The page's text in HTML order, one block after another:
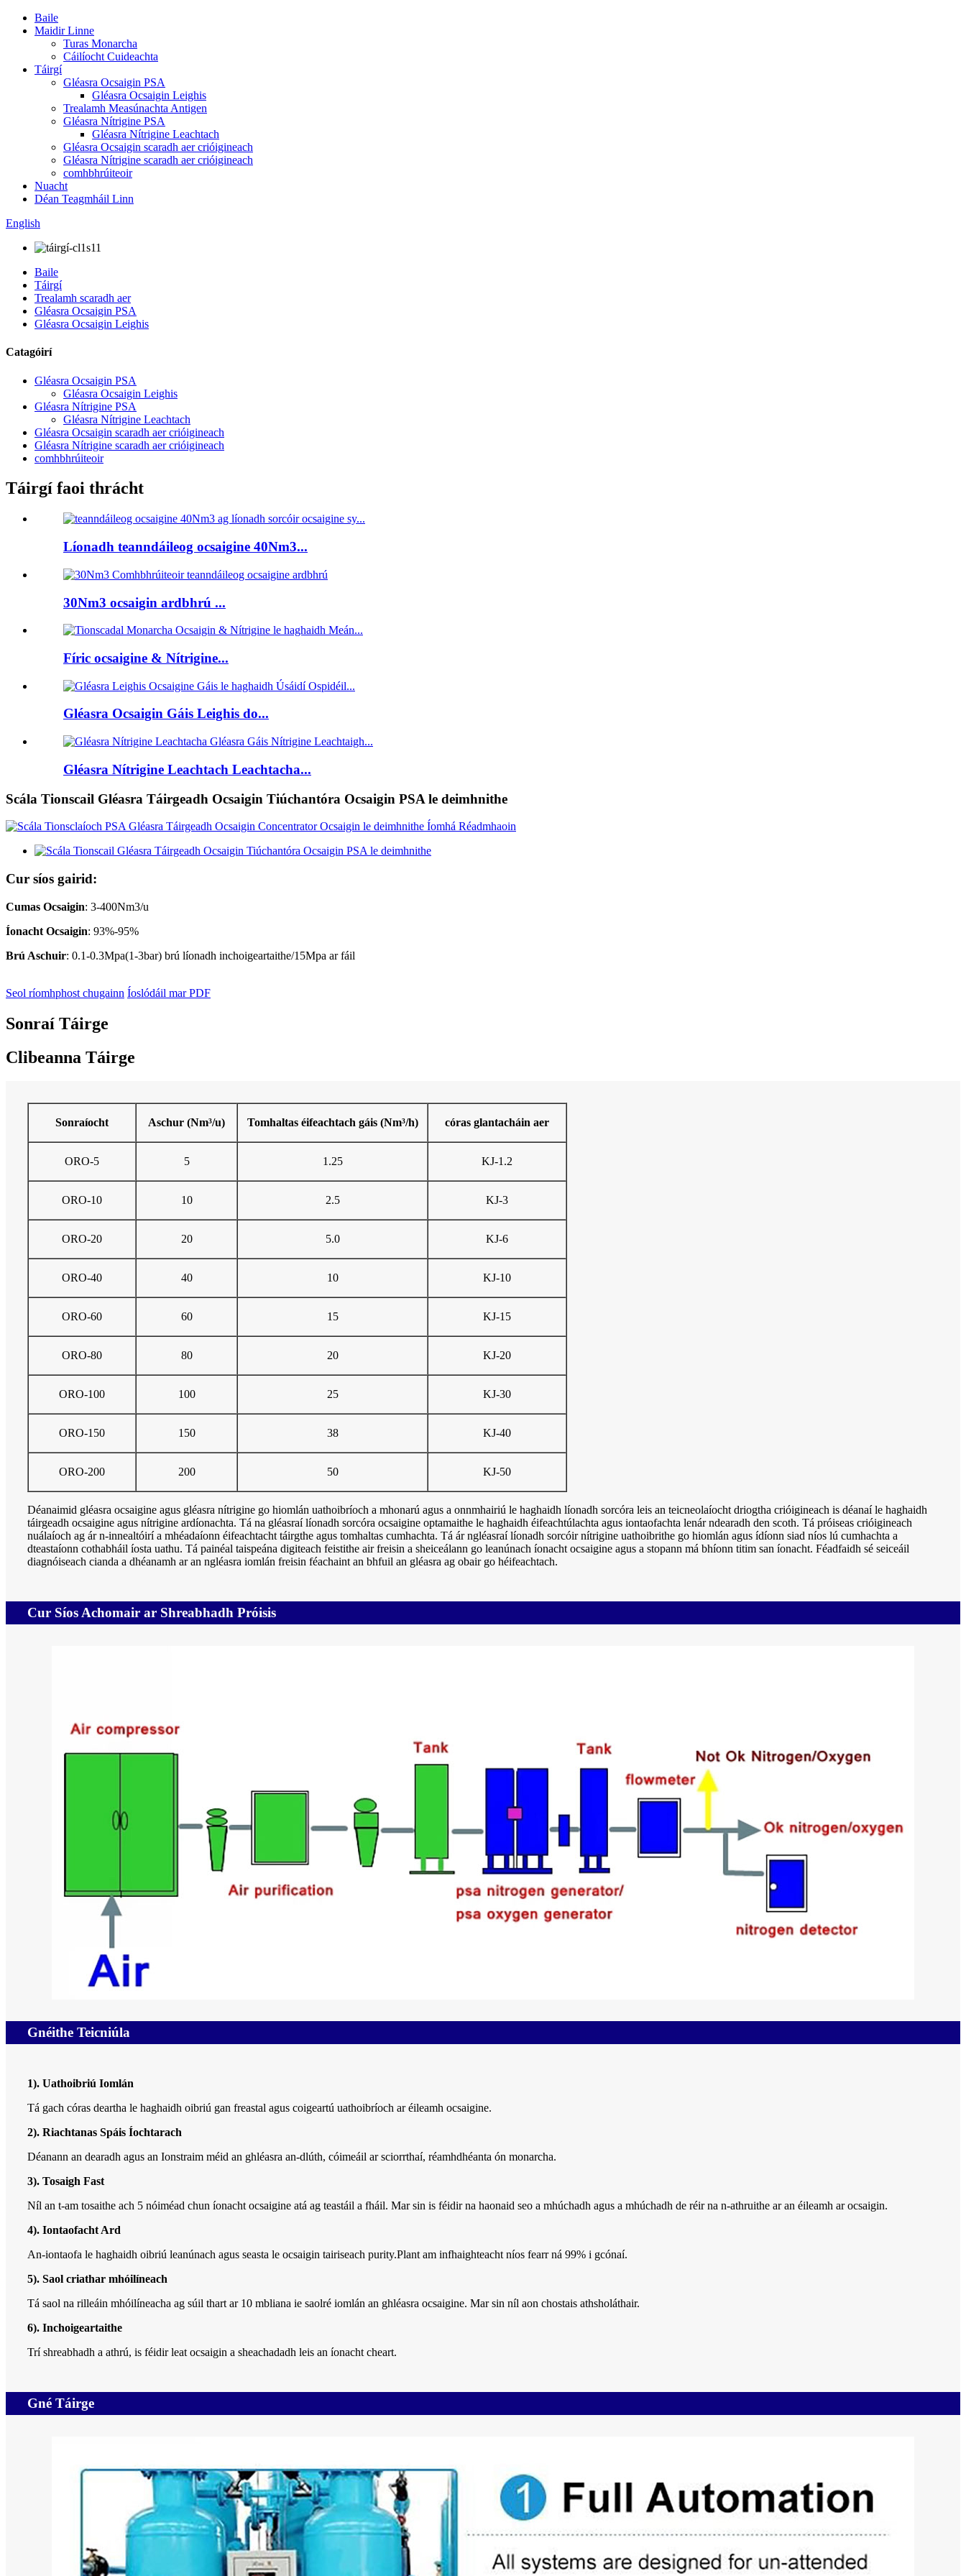
Baile
Maidir Linne
Turas Monarcha
Cáilíocht Cuideachta
Táirgí
Gléasra Ocsaigin PSA
Gléasra Ocsaigin Leighis
Trealamh Measúnachta Antigen
Gléasra Nítrigine PSA
Gléasra Nítrigine Leachtach
Gléasra Ocsaigin scaradh aer crióigineach
Gléasra Nítrigine scaradh aer crióigineach
comhbhrúiteoir
Nuacht
Déan Teagmháil Linn
English
Baile
Táirgí
Trealamh scaradh aer
Gléasra Ocsaigin PSA
Gléasra Ocsaigin Leighis
Catagóirí
Gléasra Ocsaigin PSA
Gléasra Ocsaigin Leighis
Gléasra Nítrigine PSA
Gléasra Nítrigine Leachtach
Gléasra Ocsaigin scaradh aer crióigineach
Gléasra Nítrigine scaradh aer crióigineach
comhbhrúiteoir
Táirgí faoi thrácht
Líonadh teanndáileog ocsaigine 40Nm3...
30Nm3 ocsaigin ardbhrú ...
Fíric ocsaigine & Nítrigine...
Gléasra Ocsaigin Gáis Leighis do...
Gléasra Nítrigine Leachtach Leachtacha...
Scála Tionscail Gléasra Táirgeadh Ocsaigin Tiúchantóra Ocsaigin PSA le deimhnithe
Cur síos gairid:
Cumas Ocsaigin: 3-400Nm3/u
Íonacht Ocsaigin: 93%-95%
Brú Aschuir: 0.1-0.3Mpa(1-3bar) brú líonadh inchoigeartaithe/15Mpa ar fáil
Seol ríomhphost chugainn Íoslódáil mar PDF
Sonraí Táirge
Clibeanna Táirge
Sonraíocht Aschur (Nm³/u) Tomhaltas éifeachtach gáis (Nm³/h) córas glantacháin aer
ORO-5 5 1.25 KJ-1.2
ORO-10 10 2.5 KJ-3
ORO-20 20 5.0 KJ-6
ORO-40 40 10 KJ-10
ORO-60 60 15 KJ-15
ORO-80 80 20 KJ-20
ORO-100 100 25 KJ-30
ORO-150 150 38 KJ-40
ORO-200 200 50 KJ-50
Déanaimid gléasra ocsaigine agus gléasra nítrigine go hiomlán uathoibríoch a mhonarú agus a onnmhairiú le haghaidh líonadh sorcóra leis an teicneolaíocht driogtha crióigineach is déanaí le haghaidh
táirgeadh ocsaigine agus nítrigine ardíonachta. Tá na gléasraí líonadh sorcóra ocsaigine optamaithe le haghaidh éifeachtúlachta agus iontaofachta lenár ndearadh den scoth. Tá próiseas crióigineach
nuálaíoch ag ár n-innealtóirí a mhéadaíonn éifeachtacht táirgthe agus tomhaltas cumhachta. Tá ár ngléasraí líonadh sorcóir nítrigine uathoibrithe go hiomlán agus ídíonn siad níos lú cumhachta a
dteastaíonn cothabháil íosta uathu. Tá painéal taispeána digiteach feistithe air freisin a sheiceálann go leanúnach íonacht ocsaigine agus a stopann má bhíonn titim san íonacht. Féadfaidh sé seiceáil
diagnóiseach cianda a dhéanamh ar an ngléasra iomlán freisin féachaint an bhfuil an gléasra ag obair go héifeachtach.
Cur Síos Achomair ar Shreabhadh Próisis
Gnéithe Teicniúla
1). Uathoibriú Iomlán
Tá gach córas deartha le haghaidh oibriú gan freastal agus coigeartú uathoibríoch ar éileamh ocsaigine.
2). Riachtanas Spáis Íochtarach
Déanann an dearadh agus an Ionstraim méid an ghléasra an-dlúth, cóimeáil ar sciorrthaí, réamhdhéanta ón monarcha.
3). Tosaigh Fast
Níl an t-am tosaithe ach 5 nóiméad chun íonacht ocsaigine atá ag teastáil a fháil. Mar sin is féidir na haonaid seo a mhúchadh agus a mhúchadh de réir na n-athruithe ar an éileamh ar ocsaigin.
4). Iontaofacht Ard
An-iontaofa le haghaidh oibriú leanúnach agus seasta le ocsaigin tairiseach purity.Plant am infhaighteacht níos fearr ná 99% i gcónaí.
5). Saol criathar mhóilíneach
Tá saol na rilleáin mhóilíneacha ag súil thart ar 10 mbliana ie saolré iomlán an ghléasra ocsaigine. Mar sin níl aon chostais athsholáthair.
6). Inchoigeartaithe
Trí shreabhadh a athrú, is féidir leat ocsaigin a sheachadadh leis an íonacht cheart.
Gné Táirge